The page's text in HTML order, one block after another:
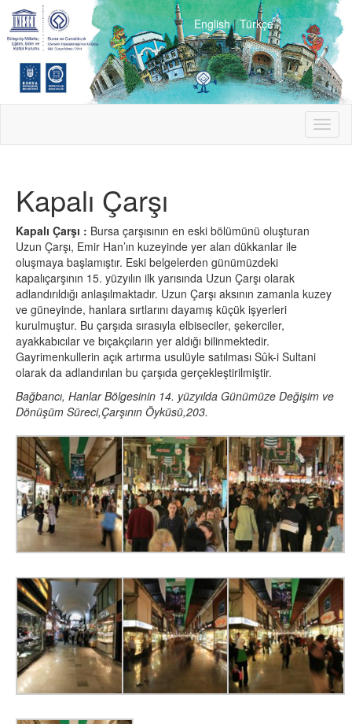
English|Türkçe
Kapalı Çarşı
Kapalı Çarşı : Bursa çarşısının en eski bölümünü oluşturan
Uzun Çarşı, Emir Han’ın kuzeyinde yer alan dükkanlar ile
oluşmaya başlamıştır. Eski belgelerden günümüzdeki
kapalıçarşının 15. yüzyılın ilk yarısında Uzun Çarşı olarak
adlandırıldığı anlaşılmaktadır. Uzun Çarşı aksının zamanla kuzey
ve güneyinde, hanlara sırtlarını dayamış küçük işyerleri
kurulmuştur. Bu çarşıda sırasıyla elbiseciler, şekerciler,
ayakkabıcılar ve bıçakçıların yer aldığı bilinmektedir.
Gayrimenkullerin açık artırma usulüyle satılması Sûk-i Sultani
olarak da adlandırılan bu çarşıda gerçekleştirilmiştir.
Bağbancı, Hanlar Bölgesinin 14. yüzyılda Günümüze Değişim ve
Dönüşüm Süreci,Çarşının Öyküsü,203.